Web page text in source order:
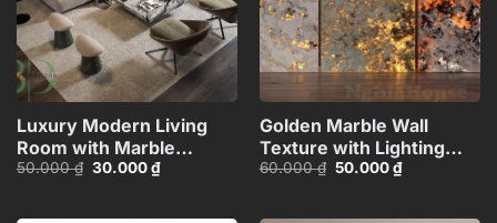
Luxury Modern Living
Room with Marble
Coffee Table and Black
Model_IDC1117421308
50.000₫ Giá
30.000₫Giá
hiện
Golden Marble Wall
Texture with Lighting
Effect_HCI4803714784363
60.000₫ Giá
50.000₫Giá
hiện